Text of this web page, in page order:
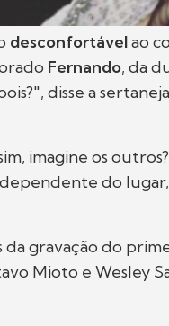
desconfortávelao
Fernando, da
disse a
imagine os
do
gravação do
Mioto e Wesley